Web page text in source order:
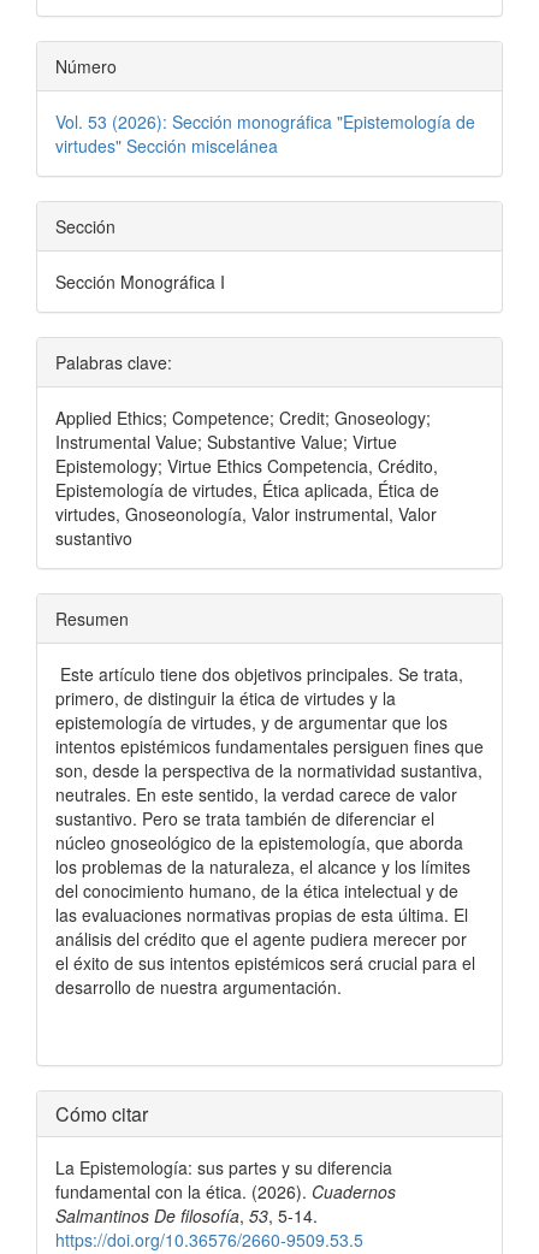
Número
Vol. 53 (2026): Sección monográfica "Epistemología de
virtudes" Sección miscelánea
Sección
Sección Monográfica I
Palabras clave:
Applied Ethics; Competence; Credit; Gnoseology;
Instrumental Value; Substantive Value; Virtue
Epistemology; Virtue Ethics Competencia, Crédito,
Epistemología de virtudes, Ética aplicada, Ética de
virtudes, Gnoseonología, Valor instrumental, Valor
sustantivo
Resumen
Este artículo tiene dos objetivos principales. Se trata,
primero, de distinguir la ética de virtudes y la
epistemología de virtudes, y de argumentar que los
intentos epistémicos fundamentales persiguen fines que
son, desde la perspectiva de la normatividad sustantiva,
neutrales. En este sentido, la verdad carece de valor
sustantivo. Pero se trata también de diferenciar el
núcleo gnoseológico de la epistemología, que aborda
los problemas de la naturaleza, el alcance y los límites
del conocimiento humano, de la ética intelectual y de
las evaluaciones normativas propias de esta última. El
análisis del crédito que el agente pudiera merecer por
el éxito de sus intentos epistémicos será crucial para el
desarrollo de nuestra argumentación.
Detalles
del
artículo
Cómo citar
La Epistemología: sus partes y su diferencia
fundamental con la ética. (2026). Cuadernos
Salmantinos De filosofía, 53, 5-14.
https://doi.org/10.36576/2660-9509.53.5